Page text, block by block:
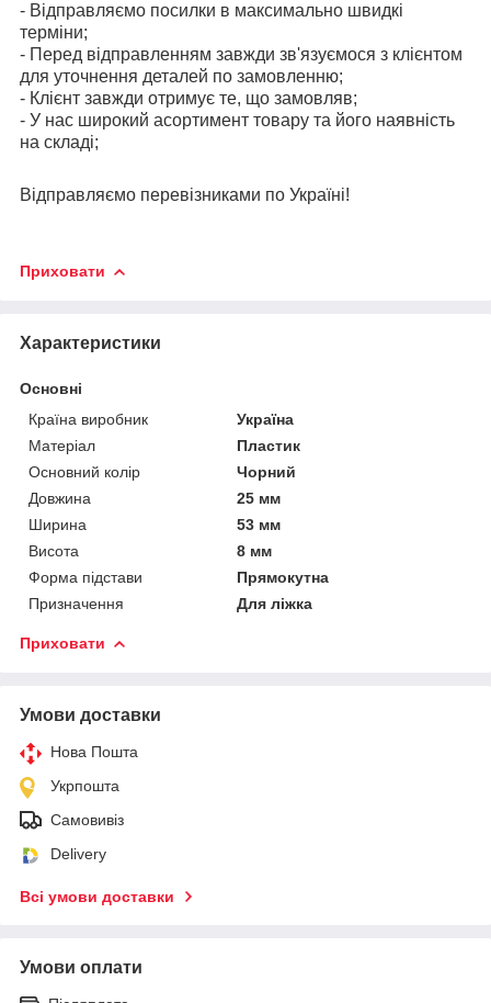
- Відправляємо посилки в максимально швидкі
терміни;
- Перед відправленням завжди зв'язуємося з клієнтом
для уточнення деталей по замовленню;
- Клієнт завжди отримує те, що замовляв;
- У нас широкий асортимент товару та його наявність
на складі;
Відправляємо перевізниками по Україні!
Приховати
Характеристики
Основні
Країна виробник
Україна
Матеріал
Пластик
Основний колір
Чорний
Довжина
25 мм
Ширина
53 мм
Висота
8 мм
Форма підстави
Прямокутна
Призначення
Для ліжка
Приховати
Умови доставки
Нова Пошта
Укрпошта
Самовивіз
Delivery
Всі умови доставки
Умови оплати